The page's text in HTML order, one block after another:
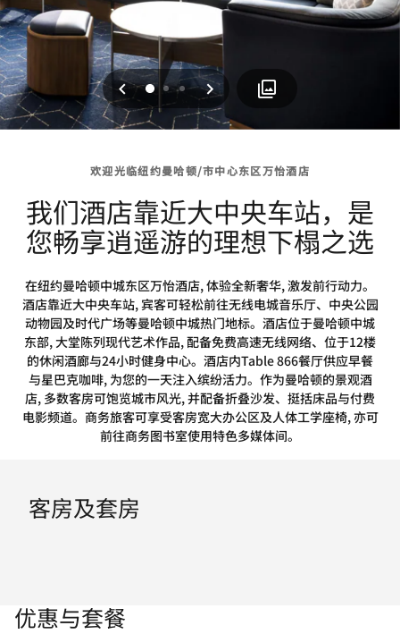
上一页
0 12 下一页
欢迎光临纽约曼哈顿/市中心东区万怡酒店
我们酒店靠近大中央车站，是
您畅享逍遥游的理想下榻之选
在纽约曼哈顿中城东区万怡酒店, 体验全新奢华, 激发前行动力。
酒店靠近大中央车站, 宾客可轻松前往无线电城音乐厅、中央公园
动物园及时代广场等曼哈顿中城热门地标。酒店位于曼哈顿中城
东部, 大堂陈列现代艺术作品, 配备免费高速无线网络、位于12楼
的休闲酒廊与24小时健身中心。酒店内Table 866餐厅供应早餐
与星巴克咖啡, 为您的一天注入缤纷活力。作为曼哈顿的景观酒
店, 多数客房可饱览城市风光, 并配备折叠沙发、挺括床品与付费
电影频道。商务旅客可享受客房宽大办公区及人体工学座椅, 亦可
前往商务图书室使用特色多媒体间。
客房及套房
优惠与套餐